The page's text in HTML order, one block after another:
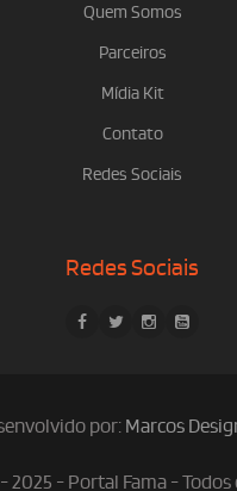
Quem Somos
Parceiros
Mídia Kit
Contato
Redes Sociais
Redes Sociais
por: Marcos
2025 - Portal Fama -